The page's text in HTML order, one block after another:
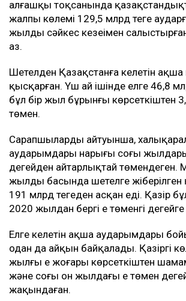
алғашқы тоқсанында
жалпы көлемі 129,5 млрд теңге
жылдың сәйкес кезеңімен
аз.
Шетелден Қазақстанға келетін ақша
қысқарған. Үш ай ішінде елге 46,8
бұл бір жыл бұрынғы көрсеткіштен
төмен.
Сарапшылардың айтуынша,
аударымдары нарығы соңғы
деңгейден айтарлықтай төмендеген.
жылдың басында шетелге жіберілген
191 млрд теңгеден асқан еді. Қазір
2020 жылдан бергі ең төменгі
Елге келетін ақша аударымдары
одан да айқын байқалады. Қазіргі
жылғы ең жоғары көрсеткіштен
және соңғы он жылдағы ең төмен
жақындаған.